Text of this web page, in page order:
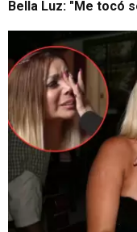
Bella Luz: "Me tocó